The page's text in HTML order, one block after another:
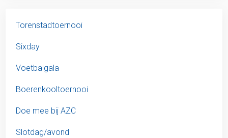
Torenstadtoernooi
Sixday
Voetbalgala
Boerenkooltoernooi
Doe mee bij AZC
Slotdag/avond